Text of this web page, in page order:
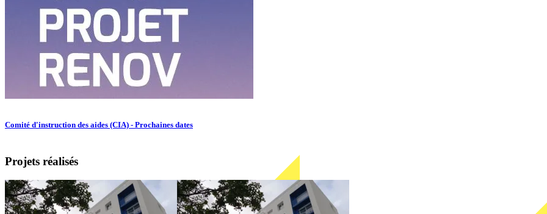
Comité d'instruction des aides (CIA) - Prochaines dates
Projets réalisés